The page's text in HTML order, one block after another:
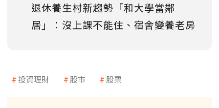
退休養生村新趨勢「和大學當鄰
居」：沒上課不能住、宿舍變養老房
投資理財 股市 股票